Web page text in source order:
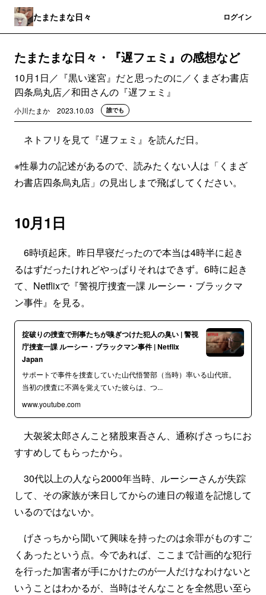
たまたまな日々 ログイン
たまたまな日々・『遅フェミ』の感想など
10月1日／『黒い迷宮』だと思ったのに／くまざわ書店
四条烏丸店／和田さんの『遅フェミ』
小川たまか 2023.10.03 誰でも
ネトフリを見て『遅フェミ』を読んだ日。
※性暴力の記述があるので、読みたくない人は「くまざ
わ書店四条烏丸店」の見出しまで飛ばしてください。
10月1日
6時頃起床。昨日早寝だったので本当は4時半に起き
るはずだったけれどやっぱりそれはできず。6時に起き
て、Netflixで『警視庁捜査一課 ルーシー・ブラックマ
ン事件』を見る。
掟破りの捜査で刑事たちが嗅ぎつけた犯人の臭い | 警視
庁捜査一課 ルーシー・ブラックマン事件 | Netflix
Japan
サポートで事件を捜査していた山代悟警部（当時）率いる山代班。
当初の捜査に不満を覚えていた彼らは、つ...
www.youtube.com
大袈裟太郎さんこと猪股東吾さん、通称げさっちにお
すすめしてもらったから。
30代以上の人なら2000年当時、ルーシーさんが失踪
して、その家族が来日してからの連日の報道を記憶して
いるのではないか。
げさっちから聞いて興味を持ったのは余罪がものすご
くあったという点。今であれば、ここまで計画的な犯行
を行った加害者が手にかけたのが一人だけなわけないと
いうことはわかるが、当時はそんなことを全然思い至ら